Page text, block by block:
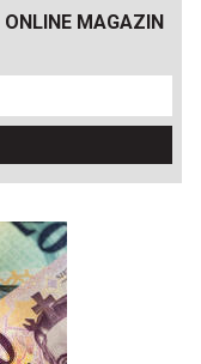
ONLINE MAGAZIN